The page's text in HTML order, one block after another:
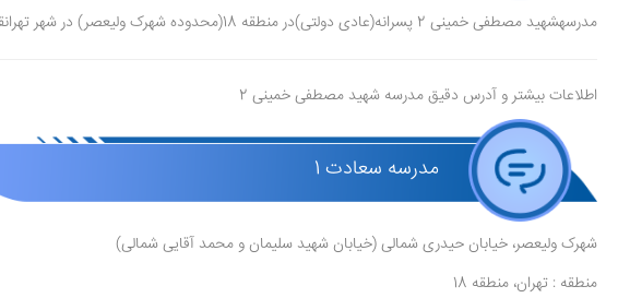
مدرسهشهید مصطفی خمینی 2 پسرانه(عادی دولتی)در منطقه 18(محدوده شهرک ولیعصر) در شهر تهرانقرار دارد.
اطلاعات بیشتر و آدرس دقیق مدرسه شهید مصطفی خمینی 2
مدرسه سعادت 1
شهرک ولیعصر، خیابان حیدری شمالی (خیابان شهید سلیمان و محمد آقایی شمالی)
منطقه : تهران، منطقه 18